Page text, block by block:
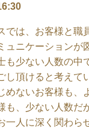
では、お客様と職
ミュニケーショ
少ない人数の中
ごし頂けると
いお客様も、よ
も、少ない人数だ
一人に深く関わら